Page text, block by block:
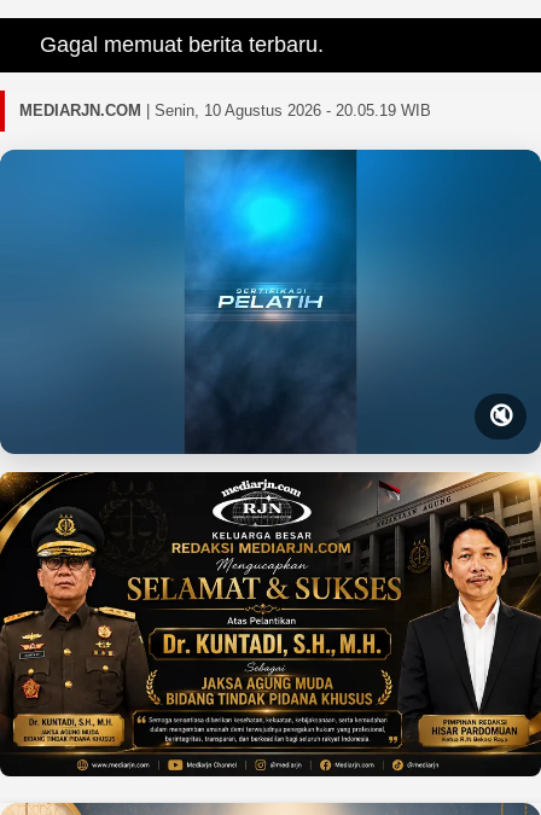
Gagal memuat berita terbaru.
MEDIARJN.COM Senin, 10 Agustus 2026 - 20.05.20 WIB
🔇